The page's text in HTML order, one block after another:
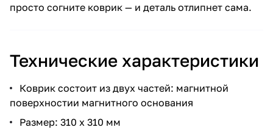
просто согните коврик — и деталь отлипнет сама.
Технические характеристики
Коврик состоит из двух частей: магнитной
поверхностии магнитного основания
Размер: 310 х 310 мм